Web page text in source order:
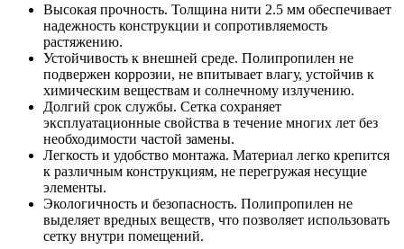
Высокая прочность. Толщина нити 2.5 мм обеспечивает
надежность конструкции и сопротивляемость
растяжению.
Устойчивость к внешней среде. Полипропилен не
подвержен коррозии, не впитывает влагу, устойчив к
химическим веществам и солнечному излучению.
Долгий срок службы. Сетка сохраняет
эксплуатационные свойства в течение многих лет без
необходимости частой замены.
Легкость и удобство монтажа. Материал легко крепится
к различным конструкциям, не перегружая несущие
элементы.
Экологичность и безопасность. Полипропилен не
выделяет вредных веществ, что позволяет использовать
сетку внутри помещений.